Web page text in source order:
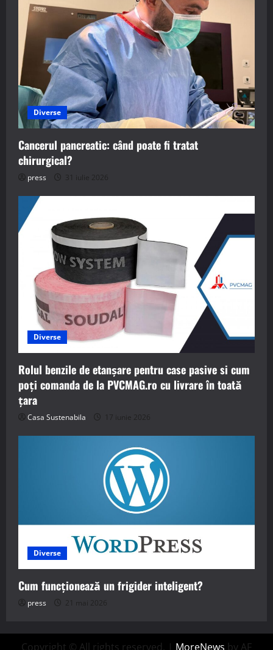
Diverse
Cancerul pancreatic: când poate fi tratat
chirurgical?
press 31 iulie 2026
Diverse
Rolul benzile de etanșare pentru case pasive si cum
poți comanda de la PVCMAG.ro cu livrare în toată
țara
Casa Sustenabila 17 iunie 2026
Diverse
Cum funcționează un frigider inteligent?
press 21 mai 2026
Copyright © All rights reserved. | MoreNews by AF